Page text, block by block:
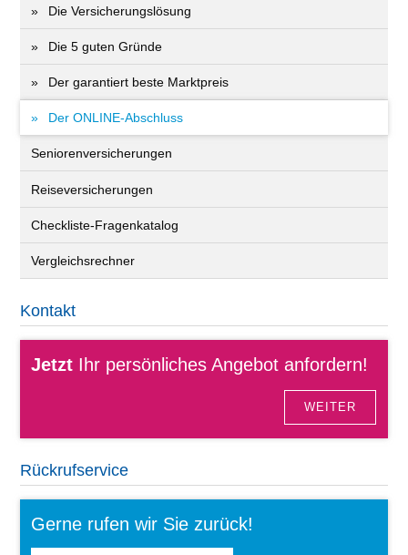
Die Versicherungslösung
Die 5 guten Gründe
Der garantiert beste Marktpreis
Der ONLINE-Abschluss
Seniorenversicherungen
Reiseversicherungen
Checkliste-Fragenkatalog
Vergleichsrechner
Kontakt
Jetzt Ihr persönliches Angebot anfordern!
WEITER
Rückrufservice
Gerne rufen wir Sie zurück!